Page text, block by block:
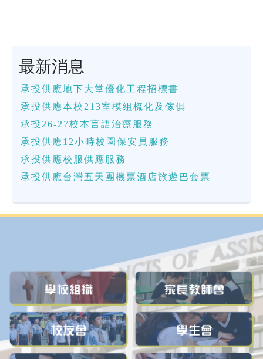
最新消息
承投供應地下大堂優化工程招標書
承投供應本校213室模組梳化及傢俱
承投26-27校本言語治療服務
承投供應12小時校園保安員服務
承投供應校服供應服務
承投供應台灣五天團機票酒店旅遊巴套票